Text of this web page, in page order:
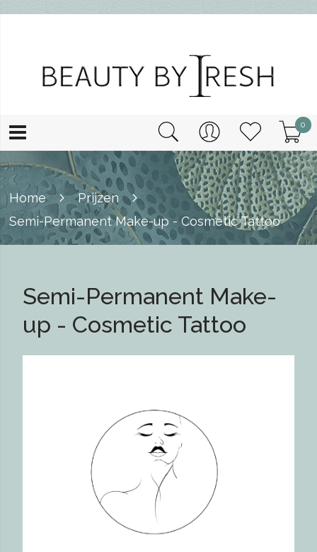
0
Home
Prijzen
Semi-Permanent Make-up - Cosmetic Tattoo
Semi-Permanent Make-
up - Cosmetic Tattoo